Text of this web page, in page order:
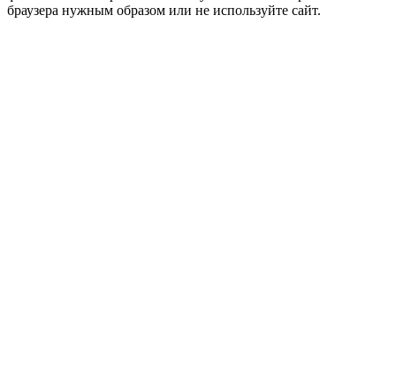
браузера нужным образом или не используйте сайт.